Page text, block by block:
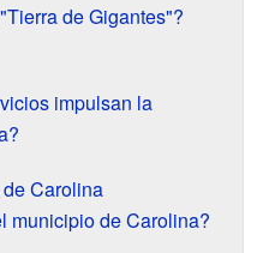
de Gigantes"?
impulsan la
Carolina
municipio de Carolina?